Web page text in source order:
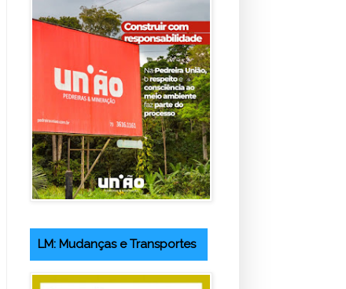
LM: Mudanças e Transportes